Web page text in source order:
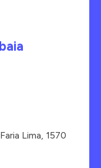
Lima, 1570